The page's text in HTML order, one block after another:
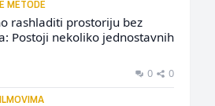
METODE
rashladiti prostoriju bez
Postoji nekoliko jednostavnih
0 0